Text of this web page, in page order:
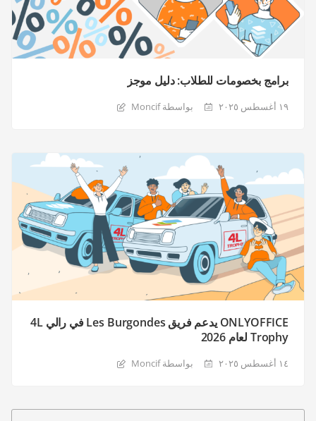
برامج بخصومات للطلاب: دليل موجز
١٩ أغسطس ٢٠٢٥ بواسطة Moncif
ONLYOFFICE يدعم فريق Les Burgondes في رالي 4L
Trophy لعام 2026
١٤ أغسطس ٢٠٢٥ بواسطة Moncif